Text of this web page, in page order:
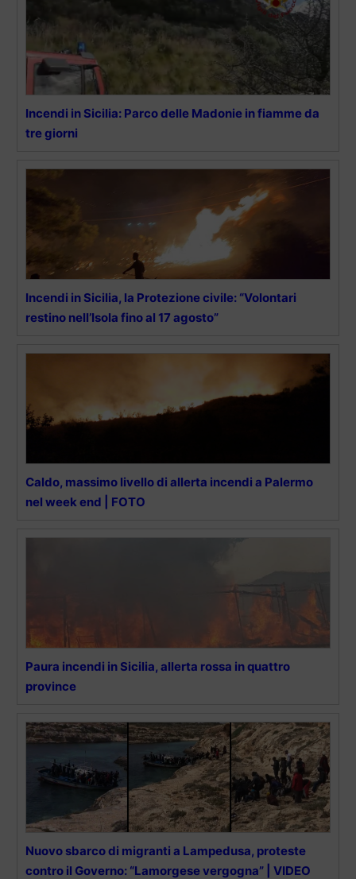
Incendi in Sicilia: Parco delle Madonie in fiamme da
tre giorni
Incendi in Sicilia, la Protezione civile: “Volontari
restino nell’Isola fino al 17 agosto”
Caldo, massimo livello di allerta incendi a Palermo
nel week end | FOTO
Paura incendi in Sicilia, allerta rossa in quattro
province
Nuovo sbarco di migranti a Lampedusa, proteste
contro il Governo: “Lamorgese vergogna” | VIDEO